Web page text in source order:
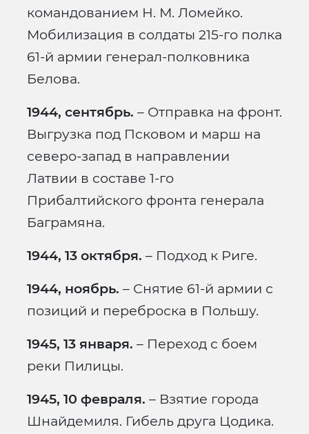
командованием Н. М. Ломейко.
Мобилизация в солдаты 215-го полка
61-й армии генерал-полковника
Белова.
1944, сентябрь. – Отправка на фронт.
Выгрузка под Псковом и марш на
северо-запад в направлении
Латвии в составе 1-го
Прибалтийского фронта генерала
Баграмяна.
1944, 13 октября. – Подход к Риге.
1944, ноябрь. – Снятие 61-й армии с
позиций и переброска в Польшу.
1945, 13 января. – Переход с боем
реки Пилицы.
1945, 10 февраля. – Взятие города
Шнайдемиля. Гибель друга Цодика.